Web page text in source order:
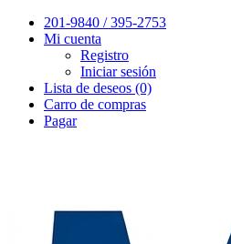
201-9840 / 395-2753
Mi cuenta
Registro
Iniciar sesión
Lista de deseos (0)
Carro de compras
Pagar